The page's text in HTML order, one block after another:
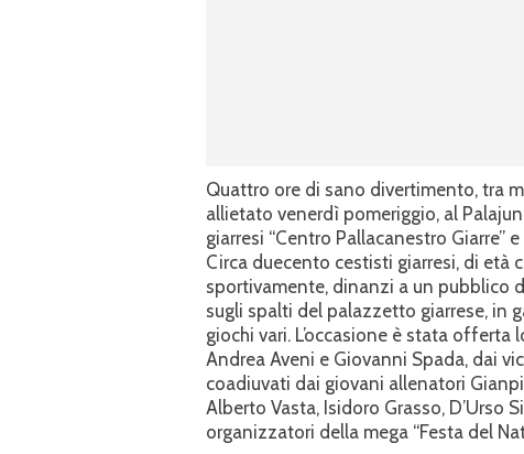
Quattro ore di sano divertimento, tra
allietato venerdì pomeriggio, al
giarresi “Centro Pallacanestro Giarre”
Circa duecento cestisti giarresi, di età
sportivamente, dinanzi a un pubblico
sugli spalti del palazzetto giarrese, in
giochi vari. L’occasione è stata
Andrea Aveni e Giovanni Spada, dai
coadiuvati dai giovani allenatori
Alberto Vasta, Isidoro Grasso, D’Urso
organizzatori della mega “Festa del